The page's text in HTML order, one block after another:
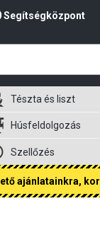
Segítségközpont
Tészta és liszt
Húsfeldolgozás
Szellőzés
ajánlatainkra,